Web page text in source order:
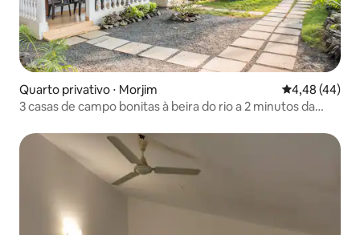
Quarto privativo ⋅ Morjim 4,48 de uma
4,48 (44)
3 casas de campo bonitas à beira do rio a 2 minutos da